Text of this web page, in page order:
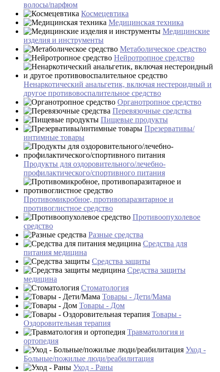
волосы/парфюм
Космецевтика
Медицинская техника
Медицинские
изделия и инструменты
Метаболическое средство
Нейротропное средство
Ненаркотический анальгетик, включая нестероидный и
другое противовоспалительное средство
Органотропное средство
Перевязочные средства
Пищевые продукты
Презервативы/
интимные товары
Продукты для оздоровительного/лечебно-
профилактического/спортивного питания
Противомикробное, противопаразитарное и
противоглистное средство
Противоопухолевое
средство
Разные средства
Средства для
питания медицина
Средства защиты
Средства защиты
медицина
Стоматология
Товары - Дети/Мама
Товары - Дом
Товары -
Оздоровительная терапия
Травматология и
ортопедия
Уход -
Больные/пожилые люди/реабилитация
Уход - Раны